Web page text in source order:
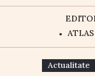
Actualitate